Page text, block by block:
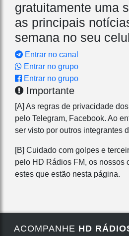
gratuitamente uma
as principais
semana no seu
Entrar no canal
Entrar no grupo
Entrar no grupo
Importante
[A] As regras de privacidade
pelo Telegram, Facebook. Ao
ser visto por outros integrantes
[B] Cuidado com golpes e
pelo HD Rádios FM, os nossos
estes que estão nesta página.
ACOMPANHE HD